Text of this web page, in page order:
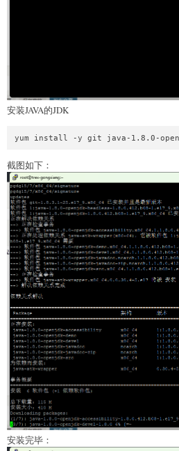
安装JAVA的JDK
截图如下：
安装完毕：